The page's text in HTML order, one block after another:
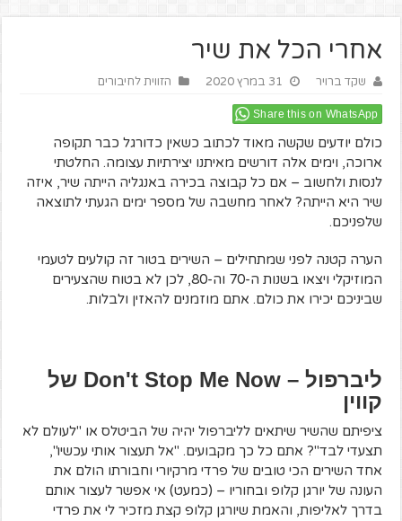
אחרי הכל את שיר
שקד ברויר 31 במרץ 2020 הזווית לחיבורים
Share this on WhatsApp
כולם יודעים שקשה מאוד לכתוב כשאין כדורגל כבר תקופה
ארוכה, וימים אלה דורשים מאיתנו יצירתיות עצומה. החלטתי
לנסות ולחשוב – אם כל קבוצה בכירה באנגליה הייתה שיר, איזה
שיר היא הייתה? לאחר מחשבה של מספר ימים הגעתי לתוצאה
שלפניכם.
הערה קטנה לפני שמתחילים – השירים בטור זה קולעים לטעמי
המוזיקלי ויצאו בשנות ה-70 וה-80, לכן לא בטוח שהצעירים
שביניכם יכירו את כולם. אתם מוזמנים להאזין ולבלות.
ליברפול – Don't Stop Me Now של
קווין
ציפיתם שהשיר שיתאים לליברפול יהיה של הביטלס או "לעולם לא
תצעדי לבד"? אתם כל כך מקבועים. "אל תעצור אותי עכשיו",
אחד השירים הכי טובים של פרדי מרקיורי וחבורתו הולם את
העונה של יורגן קלופ ובחוריו – (כמעט) אי אפשר לעצור אותם
בדרך לאליפות, והאמת שיורגן קלופ קצת מזכיר לי את פרדי